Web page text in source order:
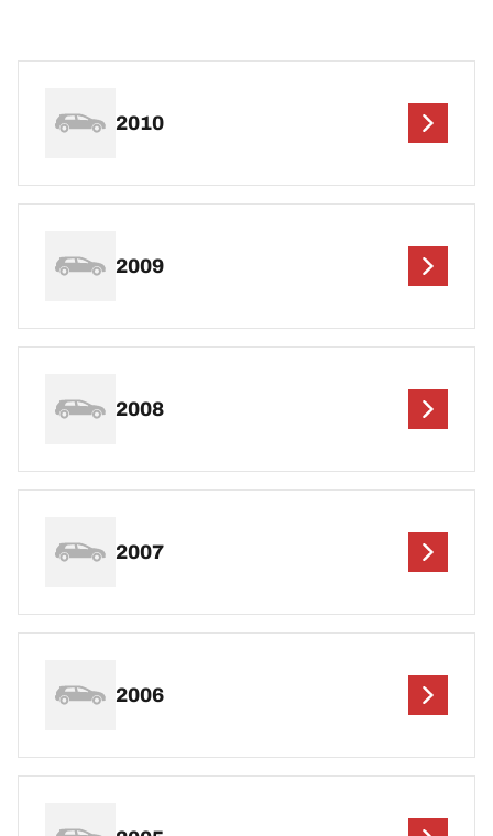
2010
2009
2008
2007
2006